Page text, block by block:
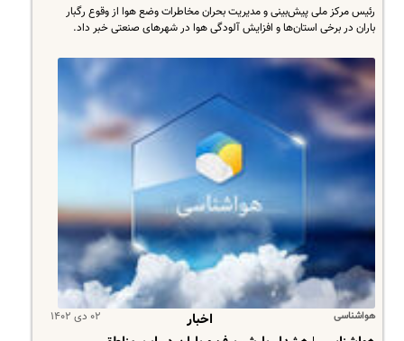
رئیس مرکز ملی پیش‌بینی و مدیریت بحران مخاطرات وضع هوا از وقوع رگبار
باران در برخی استان‌ها و افزایش آلودگی هوا در شهرهای صنعتی خبر داد.
هواشناسی ۰۲ دی ۱۴۰۲
اخبار